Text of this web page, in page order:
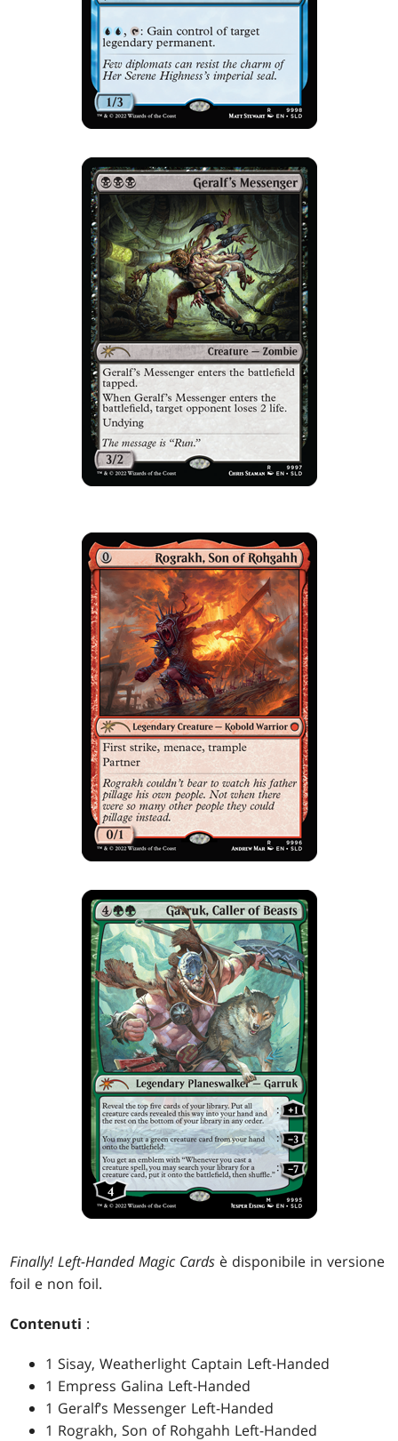
Finally! Left-Handed Magic Cards è disponibile in versione
foil e non foil.
Contenuti :
1 Sisay, Weatherlight Captain Left-Handed
1 Empress Galina Left-Handed
1 Geralf’s Messenger Left-Handed
1 Rograkh, Son of Rohgahh Left-Handed